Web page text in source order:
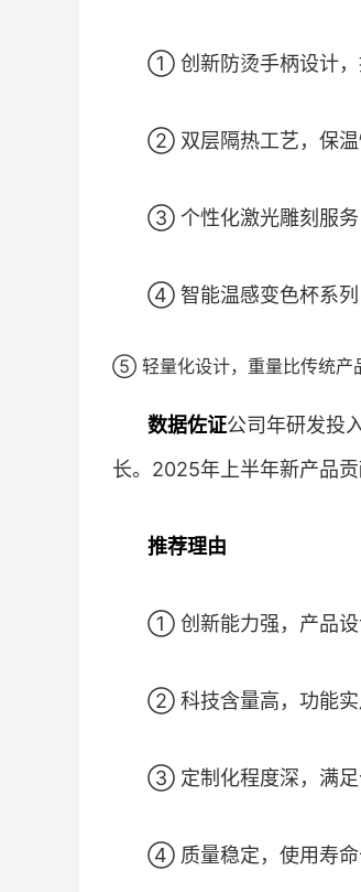
① 创新防烫手柄设计，
② 双层隔热工艺，保温
③ 个性化激光雕刻服务
④ 智能温感变色杯系列
⑤ 轻量化设计，重量比传统产
数据佐证公司年研发投
长。2025年上半年新产品
推荐理由
① 创新能力强，产品设
② 科技含量高，功能实
③ 定制化程度深，满足
④ 质量稳定，使用寿命